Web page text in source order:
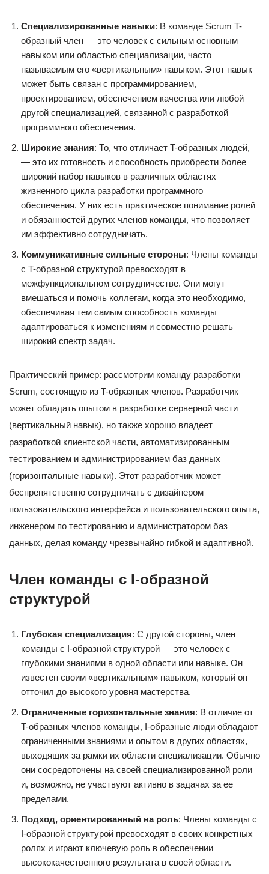
Специализированные навыки: В команде Scrum T-
образный член — это человек с сильным основным
навыком или областью специализации, часто
называемым его «вертикальным» навыком. Этот навык
может быть связан с программированием,
проектированием, обеспечением качества или любой
другой специализацией, связанной с разработкой
программного обеспечения.
Широкие знания: То, что отличает T-образных людей,
— это их готовность и способность приобрести более
широкий набор навыков в различных областях
жизненного цикла разработки программного
обеспечения. У них есть практическое понимание ролей
и обязанностей других членов команды, что позволяет
им эффективно сотрудничать.
Коммуникативные сильные стороны: Члены команды
с T-образной структурой превосходят в
межфункциональном сотрудничестве. Они могут
вмешаться и помочь коллегам, когда это необходимо,
обеспечивая тем самым способность команды
адаптироваться к изменениям и совместно решать
широкий спектр задач.
Практический пример: рассмотрим команду разработки
Scrum, состоящую из T-образных членов. Разработчик
может обладать опытом в разработке серверной части
(вертикальный навык), но также хорошо владеет
разработкой клиентской части, автоматизированным
тестированием и администрированием баз данных
(горизонтальные навыки). Этот разработчик может
беспрепятственно сотрудничать с дизайнером
пользовательского интерфейса и пользовательского опыта,
инженером по тестированию и администратором баз
данных, делая команду чрезвычайно гибкой и адаптивной.
Член команды с I-образной
структурой
Глубокая специализация: С другой стороны, член
команды с I-образной структурой — это человек с
глубокими знаниями в одной области или навыке. Он
известен своим «вертикальным» навыком, который он
отточил до высокого уровня мастерства.
Ограниченные горизонтальные знания: В отличие от
T-образных членов команды, I-образные люди обладают
ограниченными знаниями и опытом в других областях,
выходящих за рамки их области специализации. Обычно
они сосредоточены на своей специализированной роли
и, возможно, не участвуют активно в задачах за ее
пределами.
Подход, ориентированный на роль: Члены команды с
I-образной структурой превосходят в своих конкретных
ролях и играют ключевую роль в обеспечении
высококачественного результата в своей области.